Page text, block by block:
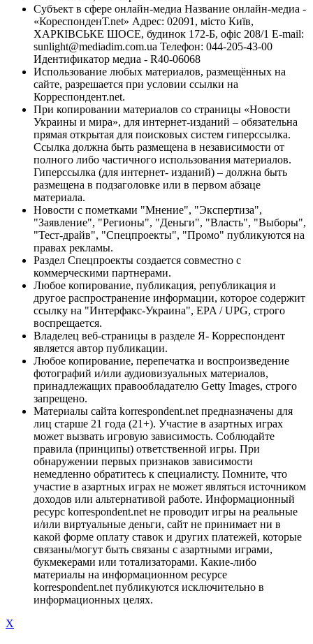
Субъект в сфере онлайн-медиа Название онлайн-медиа -
«КореспонденТ.net» Адрес: 02091, місто Київ,
ХАРКІВСЬКЕ ШОСЕ, будинок 172-Б, офіс 208/1 E-mail:
sunlight@mediadim.com.ua Телефон: 044-205-43-00
Идентификатор медиа - R40-06068
Использование любых материалов, размещённых на
сайте, разрешается при условии ссылки на
Корреспондент.net.
При копировании материалов со страницы «Новости
Украины и мира», для интернет-изданий – обязательна
прямая открытая для поисковых систем гиперссылка.
Ссылка должна быть размещена в независимости от
полного либо частичного использования материалов.
Гиперссылка (для интернет- изданий) – должна быть
размещена в подзаголовке или в первом абзаце
материала.
Новости с пометками "Мнение", "Экспертиза",
"Заявление", "Регионы", "Деньги", "Власть", "Выборы",
"Тест-драйв", "Спецпроекты", "Промо" публикуются на
правах рекламы.
Раздел Спецпроекты создается совместно с
коммерческими партнерами.
Любое копирование, публикация, републикация и
другое распространение информации, которое содержит
ссылку на "Интерфакс-Украина", EPA / UPG, строго
воспрещается.
Владелец веб-страницы в разделе Я- Корреспондент
является автор публикации.
Любое копирование, перепечатка и воспроизведение
фотографий и/или аудиовизуальных материалов,
принадлежащих правообладателю Getty Images, строго
запрещено.
Материалы сайта korrespondent.net предназначены для
лиц старше 21 года (21+). Участие в азартных играх
может вызвать игровую зависимость. Соблюдайте
правила (принципы) ответственной игры. При
обнаружении первых признаков зависимости
немедленно обратитесь к специалисту. Помните, что
участие в азартных играх не может являться источником
доходов или альтернативой работе. Информационный
ресурс korrespondent.net не проводит игры на реальные
и/или виртуальные деньги, сайт не принимает ни в
какой форме оплату ставок и других платежей, которые
связаны/могут быть связаны с азартными играми,
букмекерами или тотализаторами. Какие-либо
материалы на информационном ресурсе
korrespondent.net публикуются исключительно в
информационных целях.
X